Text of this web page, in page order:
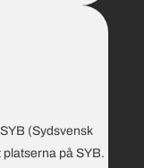
(Sydsvensk
platserna på SYB.